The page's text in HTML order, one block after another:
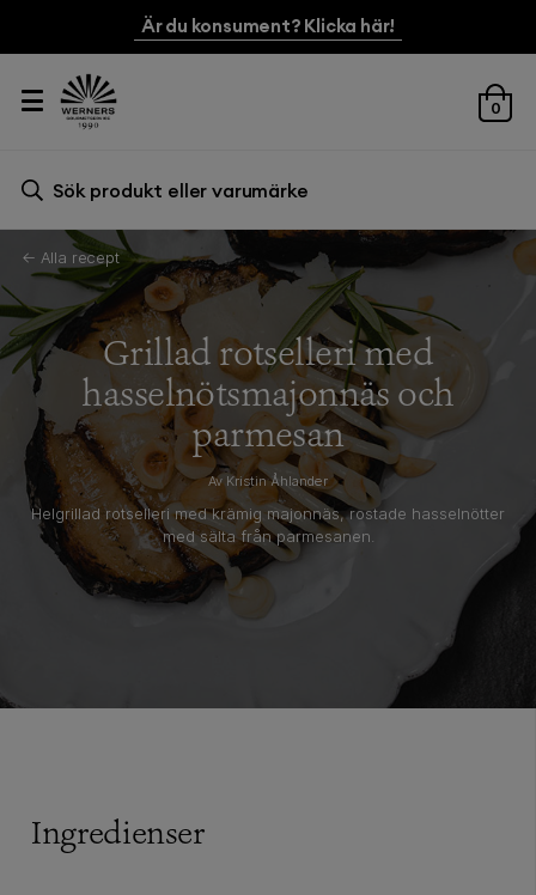
Är du konsument? Klicka här!
0
Sök
← Alla recept
Grillad rotselleri med
hasselnötsmajonnäs och
parmesan
Av Kristin Åhlander
Helgrillad rotselleri med krämig majonnäs, rostade hasselnötter
med sälta från parmesanen.
Ingredienser